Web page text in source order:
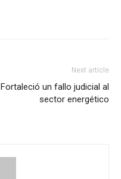
Next article
Fortaleció un fallo judicial al
sector energético